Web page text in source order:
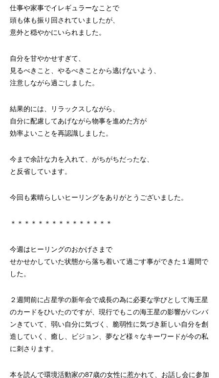
仕事や家事でイレギュラーなことで
頭も体も振り回されていましたが、
意外と穏やかにいられました。
自分を甘やかせすぎて、
見るべきこと、やるべきことから逃げないよう、
注意しながら過ごしました。
結果的には、リラックスしながら、
自分に配慮してあげながら物事を進めた方が
効率よいことを再認識しました。
今まで余計な力を入れて、がちがちだったな、
と反省しています。
今回も素晴らしいヒーリングをありがとうございました。
＊＊＊＊＊＊＊＊＊＊＊＊＊＊＊
今週はヒーリングのおかげさまで
せかせかしていた状態から落ち着いて過ごす事ができた１週間で
した。
２週間前に占星学の新年会で成長の為に必要な学びとして海王星
のカードをひいたのですが、現行でもこの海王星の影響がバンバ
ンきていて、弱い自分に気づく、脆弱性に気づき新しい自分を創
造していく、癒し、ビジョン、夢など様々なキーワードが今の私
に刺さります。
本を読んで環境活動家の87歳の女性に惹かれて、お話し会に参加